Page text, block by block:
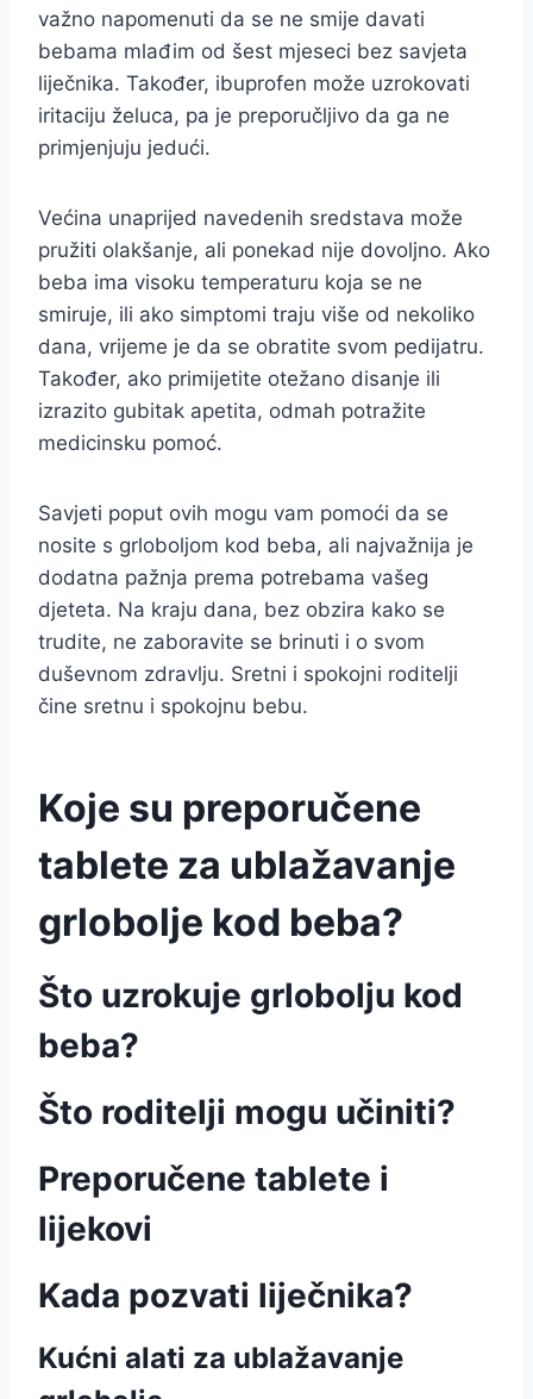
važno napomenuti da se ne smije davati
bebama mlađim od šest mjeseci bez savjeta
liječnika. Također, ibuprofen može uzrokovati
iritaciju želuca, pa je preporučljivo da ga ne
primjenjuju jedući.
Većina unaprijed navedenih sredstava može
pružiti olakšanje, ali ponekad nije dovoljno. Ako
beba ima visoku temperaturu koja se ne
smiruje, ili ako simptomi traju više od nekoliko
dana, vrijeme je da se obratite svom pedijatru.
Također, ako primijetite otežano disanje ili
izrazito gubitak apetita, odmah potražite
medicinsku pomoć.
Savjeti poput ovih mogu vam pomoći da se
nosite s grloboljom kod beba, ali najvažnija je
dodatna pažnja prema potrebama vašeg
djeteta. Na kraju dana, bez obzira kako se
trudite, ne zaboravite se brinuti i o svom
duševnom zdravlju. Sretni i spokojni roditelji
čine sretnu i spokojnu bebu.
Koje su preporučene
tablete za ublažavanje
grlobolje kod beba?
Što uzrokuje grlobolju kod
beba?
Što roditelji mogu učiniti?
Preporučene tablete i
lijekovi
Kada pozvati liječnika?
Kućni alati za ublažavanje